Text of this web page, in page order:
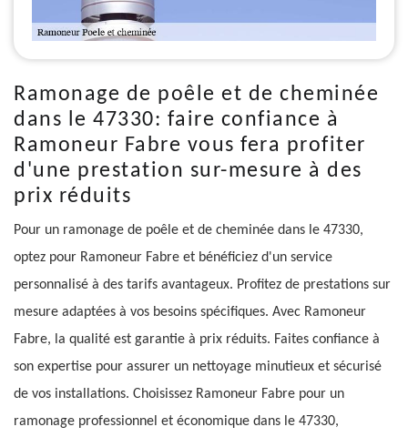
Ramonage de poêle et de cheminée
dans le 47330: faire confiance à
Ramoneur Fabre vous fera profiter
d'une prestation sur-mesure à des
prix réduits
Pour un ramonage de poêle et de cheminée dans le 47330,
optez pour Ramoneur Fabre et bénéficiez d'un service
personnalisé à des tarifs avantageux. Profitez de prestations sur
mesure adaptées à vos besoins spécifiques. Avec Ramoneur
Fabre, la qualité est garantie à prix réduits. Faites confiance à
son expertise pour assurer un nettoyage minutieux et sécurisé
de vos installations. Choisissez Ramoneur Fabre pour un
ramonage professionnel et économique dans le 47330,